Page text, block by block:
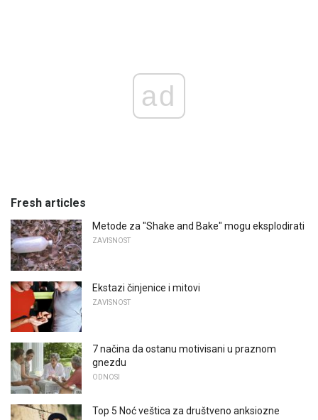
ad
Fresh articles
Metode za "Shake and Bake" mogu eksplodirati
ZAVISNOST
Ekstazi činjenice i mitovi
ZAVISNOST
7 načina da ostanu motivisani u praznom
gnezdu
ODNOSI
Top 5 Noć veštica za društveno anksiozne